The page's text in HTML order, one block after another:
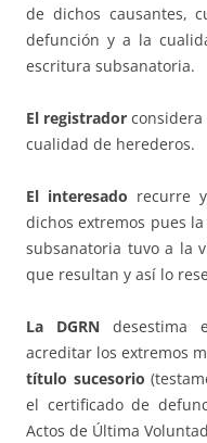
de dichos causantes,
defunción y a la
escritura subsanatoria.
El registrador
cualidad de herederos.
El interesado recurre
dichos extremos pues
subsanatoria tuvo a la
que resultan y así lo
La DGRNdesestima
acreditar los extremos
título sucesorio
el certificado de
Actos de Última